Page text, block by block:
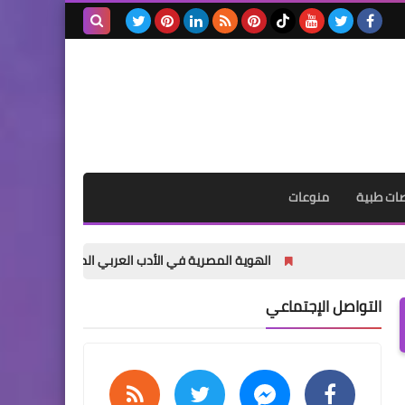
طبية منوعات
الهوية المصرية في الأدب العربي المعاصر .. حين تكتب الكلمة
التواصل الإجتماعي
فديوهات
فديوهات
جدو عبده زارع ارضه الحلقة 1
مقالات